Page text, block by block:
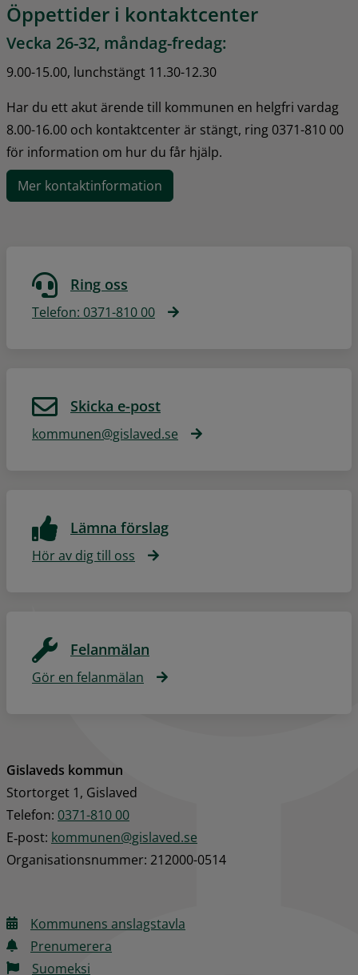
Öppettider i kontaktcenter
Vecka 26-32, måndag-fredag:
9.00-15.00, lunchstängt 11.30-12.30
Har du ett akut ärende till kommunen en helgfri vardag
8.00-16.00 och kontaktcenter är stängt, ring 0371-810 00
för information om hur du får hjälp.
Mer kontaktinformation
Ring oss
Telefon: 0371-810 00
Skicka e-post
kommunen@gislaved.se
Lämna förslag
Hör av dig till oss
Felanmälan
Gör en felanmälan
Gislaveds kommun
Stortorget 1, Gislaved
Telefon: 0371-810 00
E‑post: kommunen@gislaved.se
Organisationsnummer: 212000-0514
Kommunens anslagstavla
Prenumerera
Suomeksi